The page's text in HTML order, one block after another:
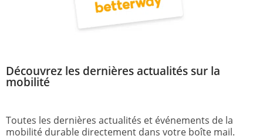
Découvrez les dernières actualités sur la
mobilité
Toutes les dernières actualités et événements de la
mobilité durable directement dans votre boîte mail.